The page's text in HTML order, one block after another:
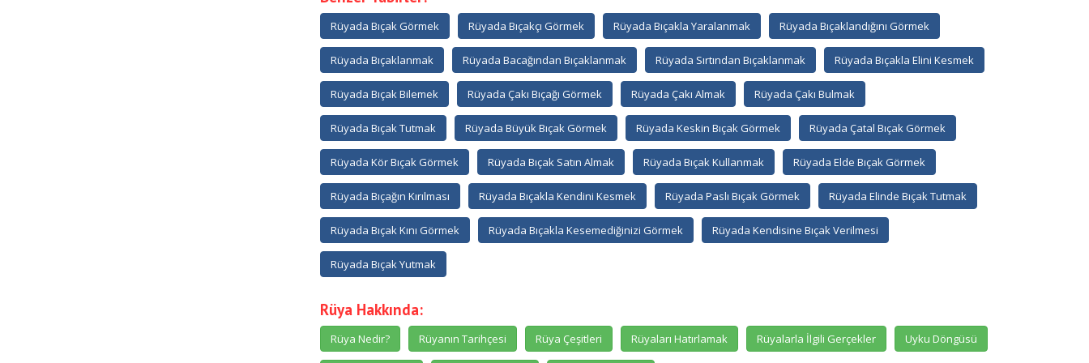
Rüyada Bıçak Görmek Rüyada Bıçakçı Görmek Rüyada Bıçakla Yaralanmak Rüyada Bıçaklandığını Görmek
Rüyada Bıçaklanmak Rüyada Bacağından Bıçaklanmak Rüyada Sırtından Bıçaklanmak Rüyada Bıçakla Elini Kesmek
Rüyada Bıçak Bilemek Rüyada Çakı Bıçağı Görmek Rüyada Çakı Almak Rüyada Çakı Bulmak
Rüyada Bıçak Tutmak Rüyada Büyük Bıçak Görmek Rüyada Keskin Bıçak Görmek Rüyada Çatal Bıçak Görmek
Rüyada Kör Bıçak Görmek Rüyada Bıçak Satın Almak Rüyada Bıçak Kullanmak Rüyada Elde Bıçak Görmek
Rüyada Bıçağın Kırılması Rüyada Bıçakla Kendini Kesmek Rüyada Paslı Bıçak Görmek Rüyada Elinde Bıçak Tutmak
Rüyada Bıçak Kını Görmek Rüyada Bıçakla Kesemediğinizi Görmek Rüyada Kendisine Bıçak Verilmesi
Rüyada Bıçak Yutmak
Rüya Hakkında:
Rüya Nedir? Rüyanın Tarihçesi Rüya Çeşitleri Rüyaları Hatırlamak Rüyalarla İlgili Gerçekler Uyku Döngüsü